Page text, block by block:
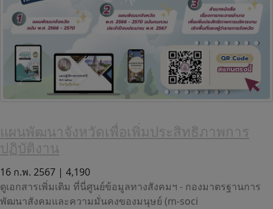
แผนพัฒนาจังหวัดเพื่อเพิ่มประสิทธิภาพการ
ปฏิบัติงาน
16 ก.พ. 2567 | 4,190
ดูเอกสารเพิ่มเติม ที่นี่ศูนย์ข้อมูลทางสังคมฯ - กองมาตรฐานการ
พัฒนาสังคมและความมั่นคงของมนุษย์ (m-soci